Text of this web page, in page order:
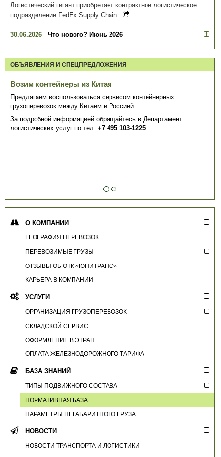
Логистический гигант приобретает контрактное логистическое
подразделение FedEx Supply Chain.
30.06.2026 Что нового? Июнь 2026
ОБЪЯВЛЕНИЯ И СПЕЦПРЕДЛОЖЕНИЯ
Возим контейнеры из Китая
Предлагаем воспользоваться сервисом контейнерных
грузоперевозок между Китаем и Россией.
За подробной информацией обращайтесь в Департамент
логистических услуг по тел. +7 495 103-1225
О КОМПАНИИ
ГЕОГРАФИЯ ПЕРЕВОЗОК
ПЕРЕВОЗИМЫЕ ГРУЗЫ
ОТЗЫВЫ ОБ ОТК «ЮНИТРАНС»
КАРЬЕРА В КОМПАНИИ
УСЛУГИ
ОРГАНИЗАЦИЯ ГРУЗОПЕРЕВОЗОК
СКЛАДСКОЙ СЕРВИС
ОФОРМЛЕНИЕ В ЭТРАН
ОПЛАТА ЖЕЛЕЗНОДОРОЖНОГО ТАРИФА
БАЗА ЗНАНИЙ
ТИПЫ ПОДВИЖНОГО СОСТАВА
НОРМАТИВНАЯ БАЗА
ПАРАМЕТРЫ НЕГАБАРИТНОГО ГРУЗА
НОВОСТИ
НОВОСТИ ТРАНСПОРТА И ЛОГИСТИКИ